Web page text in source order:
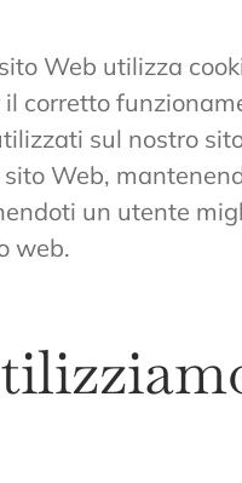
Web utilizza
corretto
sul nostro
Web,
un utente
web.